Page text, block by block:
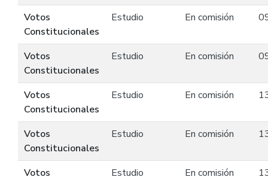
Votos
Constitucionales
Estudio En comisión
Votos
Constitucionales
Estudio En comisión
Votos
Constitucionales
Estudio En comisión
Votos
Constitucionales
Estudio En comisión
Votos
Estudio En comisión